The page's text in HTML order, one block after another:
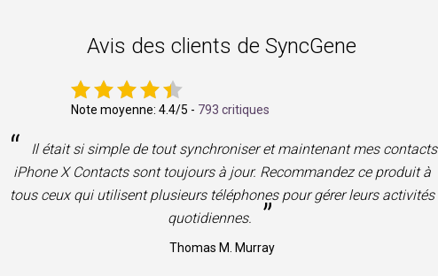
Avis des clients de SyncGene
Note moyenne: 4.4/5 - 793 critiques
“
Il était si simple de tout synchroniser et maintenant mes contacts
iPhone X Contacts sont toujours à jour. Recommandez ce produit à
tous ceux qui utilisent plusieurs téléphones pour gérer leurs activités
quotidiennes.
”
Thomas M. Murray